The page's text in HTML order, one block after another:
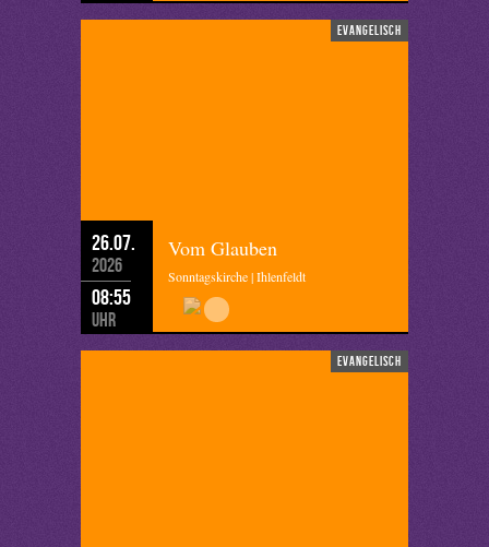
evangelisch
26.07.
2026
08:55
Uhr
Vom Glauben
Sonntagskirche | Ihlenfeldt
evangelisch